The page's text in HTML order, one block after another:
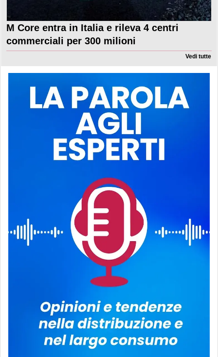
M Core entra in Italia e rileva 4 centri
commerciali per 300 milioni
Vedi tutte